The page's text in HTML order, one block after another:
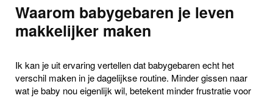
Waarom babygebaren je leven
makkelijker maken
Ik kan je uit ervaring vertellen dat babygebaren echt het
verschil maken in je dagelijkse routine. Minder gissen naar
wat je baby nou eigenlijk wil, betekent minder frustratie voor